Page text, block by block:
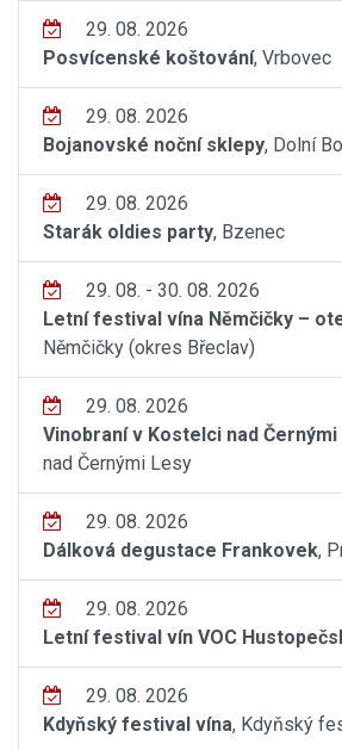
29. 08. 2026
Posvícenské koštování, Vrbovec
29. 08. 2026
Bojanovské noční sklepy, Dolní
29. 08. 2026
Starák oldies party, Bzenec
29. 08. - 30. 08. 2026
Letní festival vína Němčičky –
Němčičky (okres Břeclav)
29. 08. 2026
Vinobraní v Kostelci nad Černými
nad Černými Lesy
29. 08. 2026
Dálková degustace Frankovek,
29. 08. 2026
Letní festival vín VOC
29. 08. 2026
Kdyňský festival vína, Kdyňský